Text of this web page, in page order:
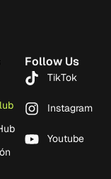
Follow Us
TikTok
Instagram
Youtube